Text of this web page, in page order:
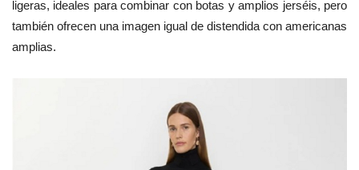
ligeras, ideales para combinar con botas y amplios jerséis, pero
también ofrecen una imagen igual de distendida con americanas
amplias.